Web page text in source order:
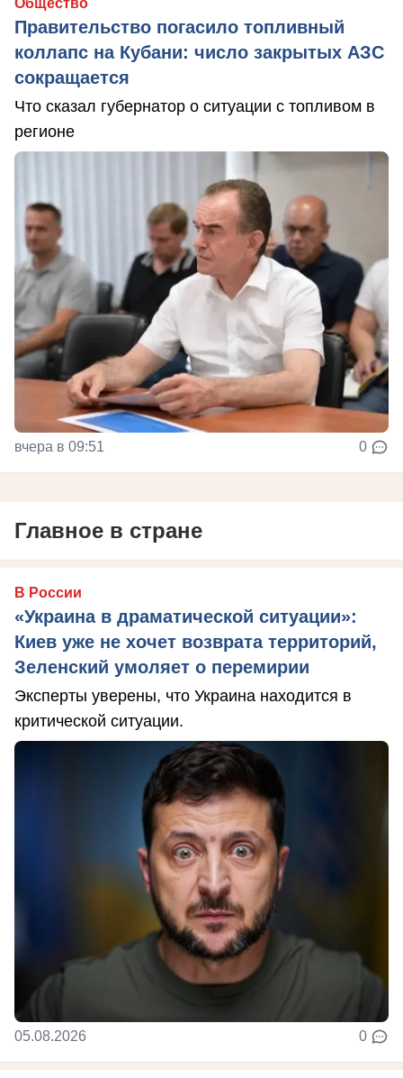
Общество
Правительство погасило топливный
коллапс на Кубани: число закрытых АЗС
сокращается
Что сказал губернатор о ситуации с топливом в
регионе
вчера в 09:51 0
Главное в стране
В России
«Украина в драматической ситуации»:
Киев уже не хочет возврата территорий,
Зеленский умоляет о перемирии
Эксперты уверены, что Украина находится в
критической ситуации.
05.08.2026 0